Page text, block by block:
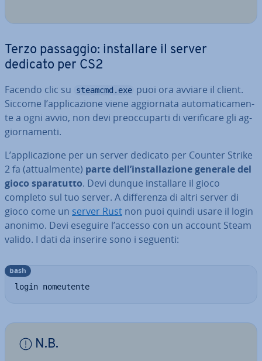
Terzo passaggio: in­stal­la­re il server
dedicato per CS2
Facendo clic su steamcmd.exe puoi ora avviare il client.
Siccome l’ap­pli­ca­zio­ne viene ag­gior­na­ta au­to­ma­ti­ca­men­
te a ogni avvio, non devi pre­oc­cu­par­ti di ve­ri­fi­ca­re gli ag­
gior­na­men­ti.
L’ap­pli­ca­zio­ne per un server dedicato per Counter Strike
2 fa (at­tual­men­te) parte dell’in­stal­la­zio­ne generale del
gioco spa­ra­tut­to. Devi dunque in­stal­la­re il gioco
completo sul tuo server. A dif­fe­ren­za di altri server di
gioco come un server Rust non puoi quindi usare il login
anonimo. Devi eseguire l’accesso con un account Steam
valido. I dati da inserire sono i seguenti:
login nomeutente
bash
N.B.